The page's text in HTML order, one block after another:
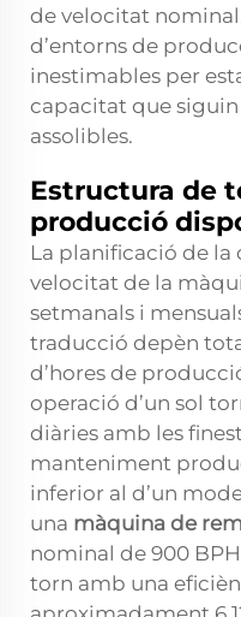
de velocitat
d’entorns de
inestimables per
capacitat que
assolibles.
Estructura de
producció
La planificació de
velocitat de la
setmanals i
traducció depèn
d’hores de
operació d’un sol
diàries amb les
manteniment
inferior al d’un
una màquina de
nominal de 900
torn amb una